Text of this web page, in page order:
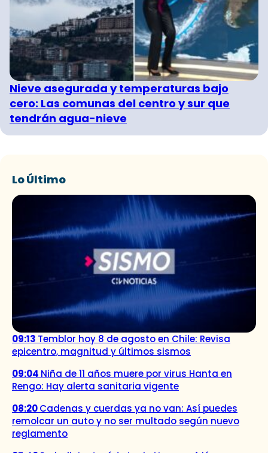
Nieve asegurada y temperaturas bajo
cero: Las comunas del centro y sur que
tendrán agua-nieve
Lo Último
09:13 Temblor hoy 8 de agosto en Chile: Revisa
epicentro, magnitud y últimos sismos
09:04 Niña de 11 años muere por virus Hanta en
Rengo: Hay alerta sanitaria vigente
08:20Cadenas y cuerdas ya no van: Así puedes
remolcar un auto y no ser multado según nuevo
reglamento